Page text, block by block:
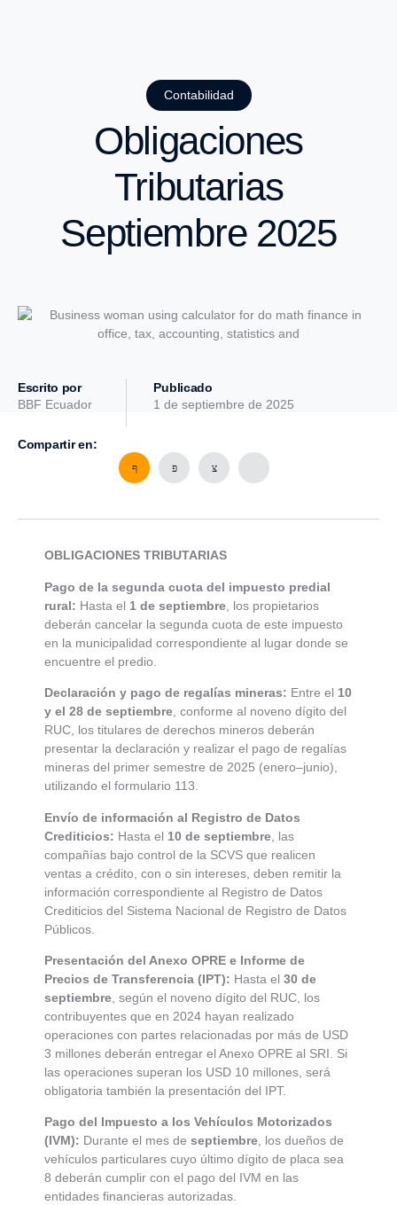
Contabilidad
Obligaciones
Tributarias
Septiembre 2025
Escrito por
BBF Ecuador
Publicado
1 de septiembre de 2025
Compartir en:
OBLIGACIONES TRIBUTARIAS
Pago de la segunda cuota del impuesto predial
rural: Hasta el 1 de septiembre , los propietarios
deberán cancelar la segunda cuota de este impuesto
en la municipalidad correspondiente al lugar donde se
encuentre el predio.
Declaración y pago de regalías mineras: Entre el 10
y el 28 de septiembre , conforme al noveno dígito del
RUC, los titulares de derechos mineros deberán
presentar la declaración y realizar el pago de regalías
mineras del primer semestre de 2025 (enero–junio),
utilizando el formulario 113.
Envío de información al Registro de Datos
Crediticios: Hasta el 10 de septiembre , las
compañías bajo control de la SCVS que realicen
ventas a crédito, con o sin intereses, deben remitir la
información correspondiente al Registro de Datos
Crediticios del Sistema Nacional de Registro de Datos
Públicos.
Presentación del Anexo OPRE e Informe de
Precios de Transferencia (IPT): Hasta el 30 de
septiembre , según el noveno dígito del RUC, los
contribuyentes que en 2024 hayan realizado
operaciones con partes relacionadas por más de USD
3 millones deberán entregar el Anexo OPRE al SRI. Si
las operaciones superan los USD 10 millones, será
obligatoria también la presentación del IPT.
Pago del Impuesto a los Vehículos Motorizados
(IVM): Durante el mes de septiembre, los dueños de
vehículos particulares cuyo último dígito de placa sea
8 deberán cumplir con el pago del IVM en las
entidades financieras autorizadas.